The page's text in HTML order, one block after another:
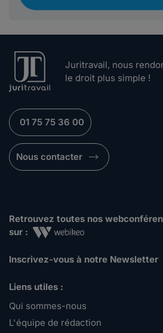
Juritravail, nous
le droit plus simple !
01 75 75 36 00
Nous contacter
Retrouvez toutes nos
sur :
Inscrivez-vous à notre Newsletter
Liens utiles :
Qui sommes-nous
L'équipe de rédaction